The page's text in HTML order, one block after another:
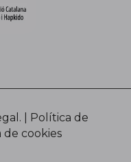
Política de
de cookies